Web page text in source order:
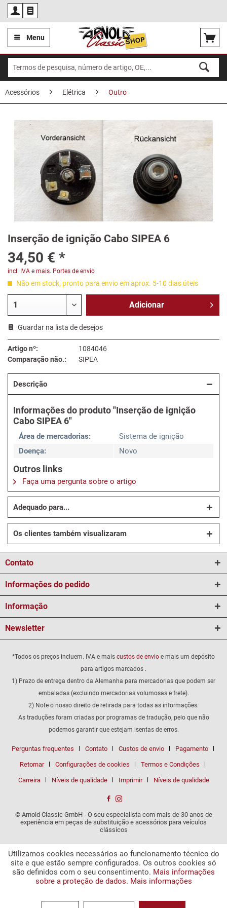
Menu
Acessórios Elétrica Outro
Inserção de ignição Cabo SIPEA 6
34,50 € *
incl. IVA e mais. Portes de envio
Não em stock, pronto para envio em aprox. 5-10 dias úteis
Adicionar
Guardar na lista de desejos
Artigo nº:
1084046
Comparação não.:
SIPEA
Descrição
Informações do produto "Inserção de ignição
Cabo SIPEA 6"
Área de mercadorias:
Sistema de ignição
Doença:
Novo
Outros links
Faça uma pergunta sobre o artigo
Adequado para...
Os clientes também visualizaram
Contato
Informações do pedido
Informação
Newsletter
*Todos os preços incluem. IVA e mais custos de envio e mais um depósito
para artigos marcados .
1) Prazo de entrega dentro da Alemanha para mercadorias que podem ser
embaladas (excluindo mercadorias volumosas e frete).
2) Note o nosso direito de retirada para todas as informações.
As traduções foram criadas por programas de tradução, pelo que não
podemos garantir que estejam isentas de erros.
Perguntas frequentes Contato Custos de envio Pagamento
Retornar Configurações de cookies Termos e Condições
Carreira Níveis de qualidade Imprimir Níveis de qualidade
© Arnold Classic GmbH - O seu especialista com mais de 30 anos de
experiência em peças de substituição e acessórios para veículos
clássicos
Utilizamos cookies necessários ao funcionamento técnico do
site e que estão sempre configurados. Os outros cookies só
são definidos com o seu consentimento. Mais informações
sobre a proteção de dados. Mais informações